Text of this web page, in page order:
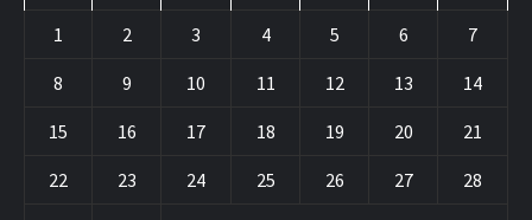
1 2 3 4 5 6 7
8 9 10 11 12 13 14
15 16 17 18 19 20 21
22 23 24 25 26 27 28